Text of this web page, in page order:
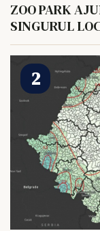
ZOO PARK
SINGURUL
HRANI UN